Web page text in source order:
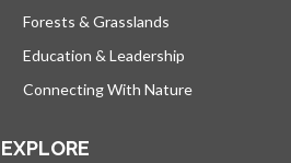
Forests & Grasslands
Education & Leadership
Connecting With Nature
EXPLORE